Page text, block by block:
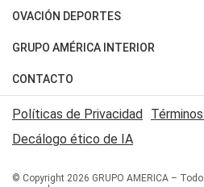
Política
Judiciales
Economia
Horóscopo
Motores
Trucos caseros
Series y Películas
Edictos y Solicitadas
OVACIÓN DEPORTES
Fútbol
Mundial
Automovilismo
Rugby
Básquet
GRUPO AMÉRICA INTERIOR
Canal 7 en Vivo
San Juan 8
CONTACTO
Acerca de Nosotros
Contactanos
Políticas de Privacidad
Decálogo ético de IA
© Copyright 2026 GRUPO AMERICA –